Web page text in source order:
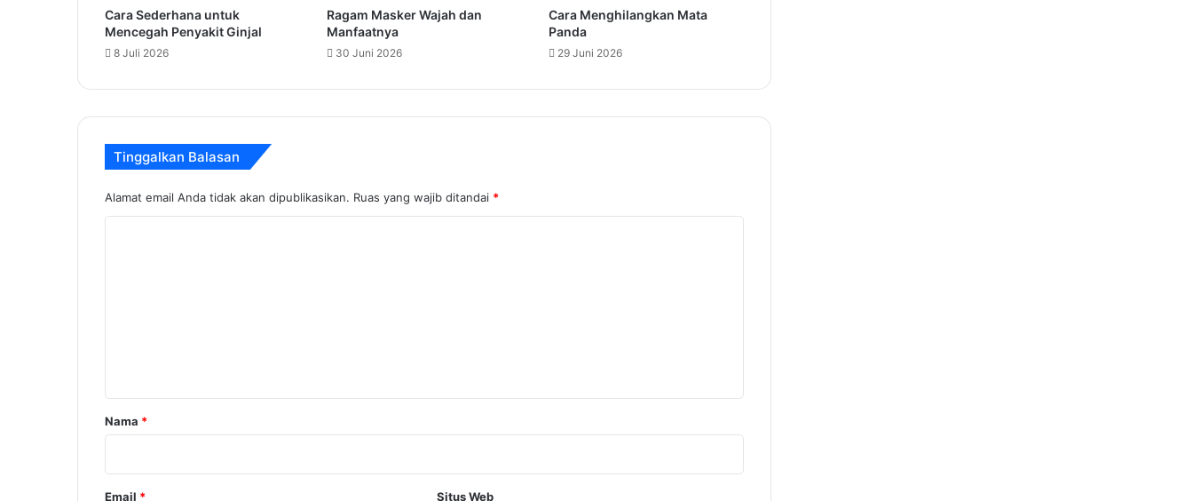
Cara Sederhana untuk
Mencegah Penyakit Ginjal
8 Juli 2026
Ragam Masker Wajah dan
Manfaatnya
30 Juni 2026
Cara Menghilangkan Mata
Panda
29 Juni 2026
Tinggalkan Balasan
Alamat email Anda tidak akan dipublikasikan. Ruas yang wajib ditandai *
rNama *
Email * Situs Web